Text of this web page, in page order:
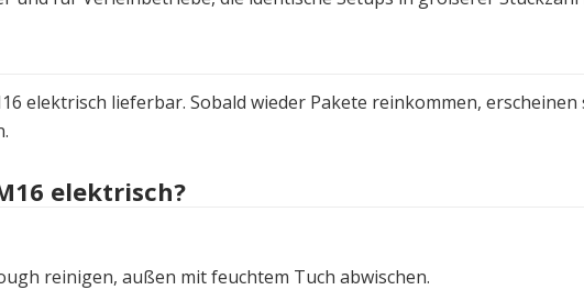
elektrisch lieferbar. Sobald wieder Pakete reinkommen, erscheinen
elektrisch?
reinigen, außen mit feuchtem Tuch abwischen.